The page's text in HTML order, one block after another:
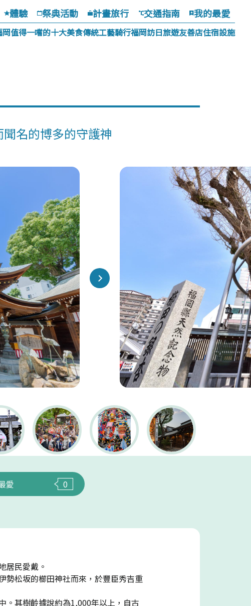
體驗 祭典活動 計畫旅行 交通指南 我的最愛
岡值得一嚐的十大美食傳統工藝騎行福岡訪日旅遊友善店住宿設施
名的博多的守護神
愛 0
居民愛戴。
勢松坂的櫛田神社而來，於豐臣秀吉重
。其樹齡據說約為1,000年以上，自古